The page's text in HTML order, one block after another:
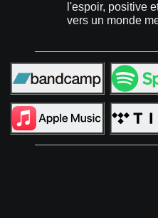
l'espoir, positive
vers un monde